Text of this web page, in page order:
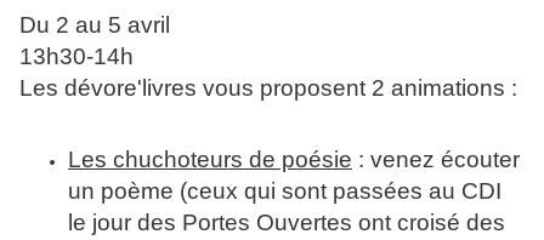
Du 2 au 5 avril
13h30-14h
Les dévore'livres vous proposent 2 animations :
Les chuchoteurs de poésie : venez écouter
un poème (ceux qui sont passées au CDI
le jour des Portes Ouvertes ont croisé des